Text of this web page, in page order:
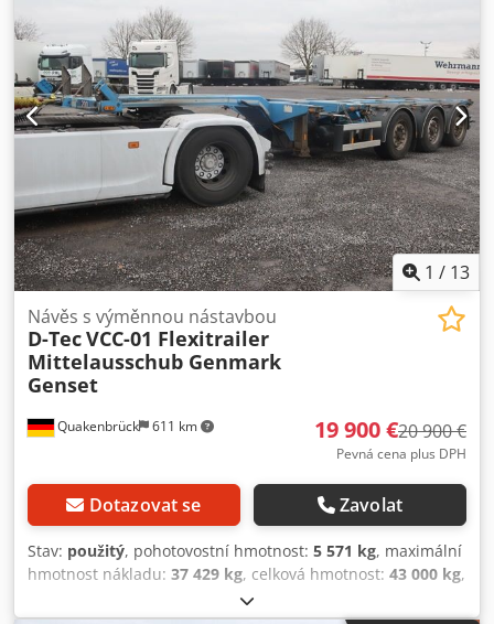
přední pneumatiky:385/55 R 22.5
pneumatiky:385/55 R 22.5 , emisní třída:žádný
ABS, ABS, výrobce náprav BPW, ADR, ochrana proti
stříkající vodě, brzdy kotoučové, odpružení vzduchovým
systémem, zvedání a spouštění, zvedací náprava 1. a 3.
náprava, 1x20 / 2x20 / 1x30 / 1x40 / 1x45, vysoká
konstrukce, 2x7 + 15pólové elektrické přípojky, centrální
výsuv, zadní výsuv, generátorová sada Transcool Compact
16, hliníková kola, 4 479 hodin, 2x zadní světla LED.
Dkodpfozqym Aox Apijr
1 / 13
Quakenbrück 611 km
Návěs s výměnnou nástavbou
D-TecVCC-01 Flexitrailer
Mittelausschub Genmark
Genset
19 900 €20 900 €
Pevná cena plus DPH
Dotazovat se Zavolat
Stav: použitý, pohotovostní hmotnost: 5 571 kg, maximální
hmotnost nákladu: 37 429 kg, celková hmotnost: 43 000 kg,
3 nápravy